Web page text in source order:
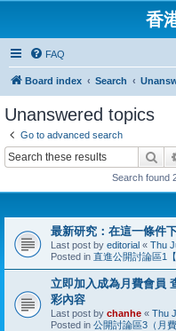
香
FAQ
Board index Search
Unanswered topics
Go to advanced search
Search found
最新研究：在這一條件
Last post by editorial « Thu
Posted in 直進公開討論區1【
立即加入成為月費會員
彩內容
Last post by chanhe « Thu
Posted in 公開討論區3（月費